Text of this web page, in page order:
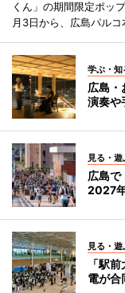
くん」の期間限定ポッ
月3日から、広島パルコ
学ぶ・知
広島
演奏や
見る・遊
広島
2027
見る・遊
「駅
電が合